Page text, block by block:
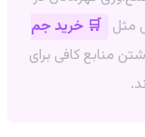
مثل 🛒 خرید جم
منابع کافی برای